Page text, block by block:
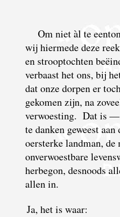
Om niet àl te
wij hiermede deze
en strooptochten
verbaast het ons, bij
dat onze dorpen er
gekomen zijn, na
verwoesting. Dat is
te danken geweest aan
oersterke landman, de
onverwoestbare
herbegon, desnoods
allen in.
Ja, het is waar: